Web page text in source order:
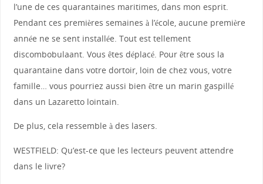
l’une de ces quarantaines maritimes, dans mon esprit.
Pendant ces premières semaines à l’école, aucune première
année ne se sent installée. Tout est tellement
discombobulaant. Vous êtes déplacé. Pour être sous la
quarantaine dans votre dortoir, loin de chez vous, votre
famille… vous pourriez aussi bien être un marin gaspillé
dans un Lazaretto lointain.
De plus, cela ressemble à des lasers.
WESTFIELD: Qu’est-ce que les lecteurs peuvent attendre
dans le livre?